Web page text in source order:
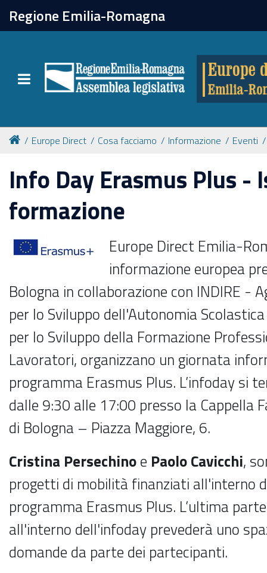
Regione Emilia-Romagna
Toggle navigation
chiudi
Attività
Formazione
Eventi
Tutte le notizie
Newsletter
Europe Direct Cosa facciamo Informazione Eventi
Info Day Erasmus Plus -
formazione
Europe Direct Emilia-
informazione europea
Bologna in collaborazione con INDIRE -
per lo Sviluppo dell'Autonomia
per lo Sviluppo della Formazione
Lavoratori, organizzano un giornata
programma Erasmus Plus. L’infoday si
dalle 9:30 alle 17:00 presso la Cappella
di Bologna – Piazza Maggiore, 6.
Cristina Persechinoe Paolo Cavicchi,
progetti di mobilità finanziati all'interno
programma Erasmus Plus. L’ultima
all'interno dell'infoday prevederà uno
domande da parte dei partecipanti.